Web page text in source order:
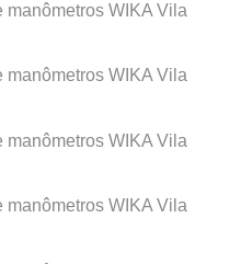
manômetros WIKA Vila
manômetros WIKA Vila
manômetros WIKA Vila
manômetros WIKA Vila